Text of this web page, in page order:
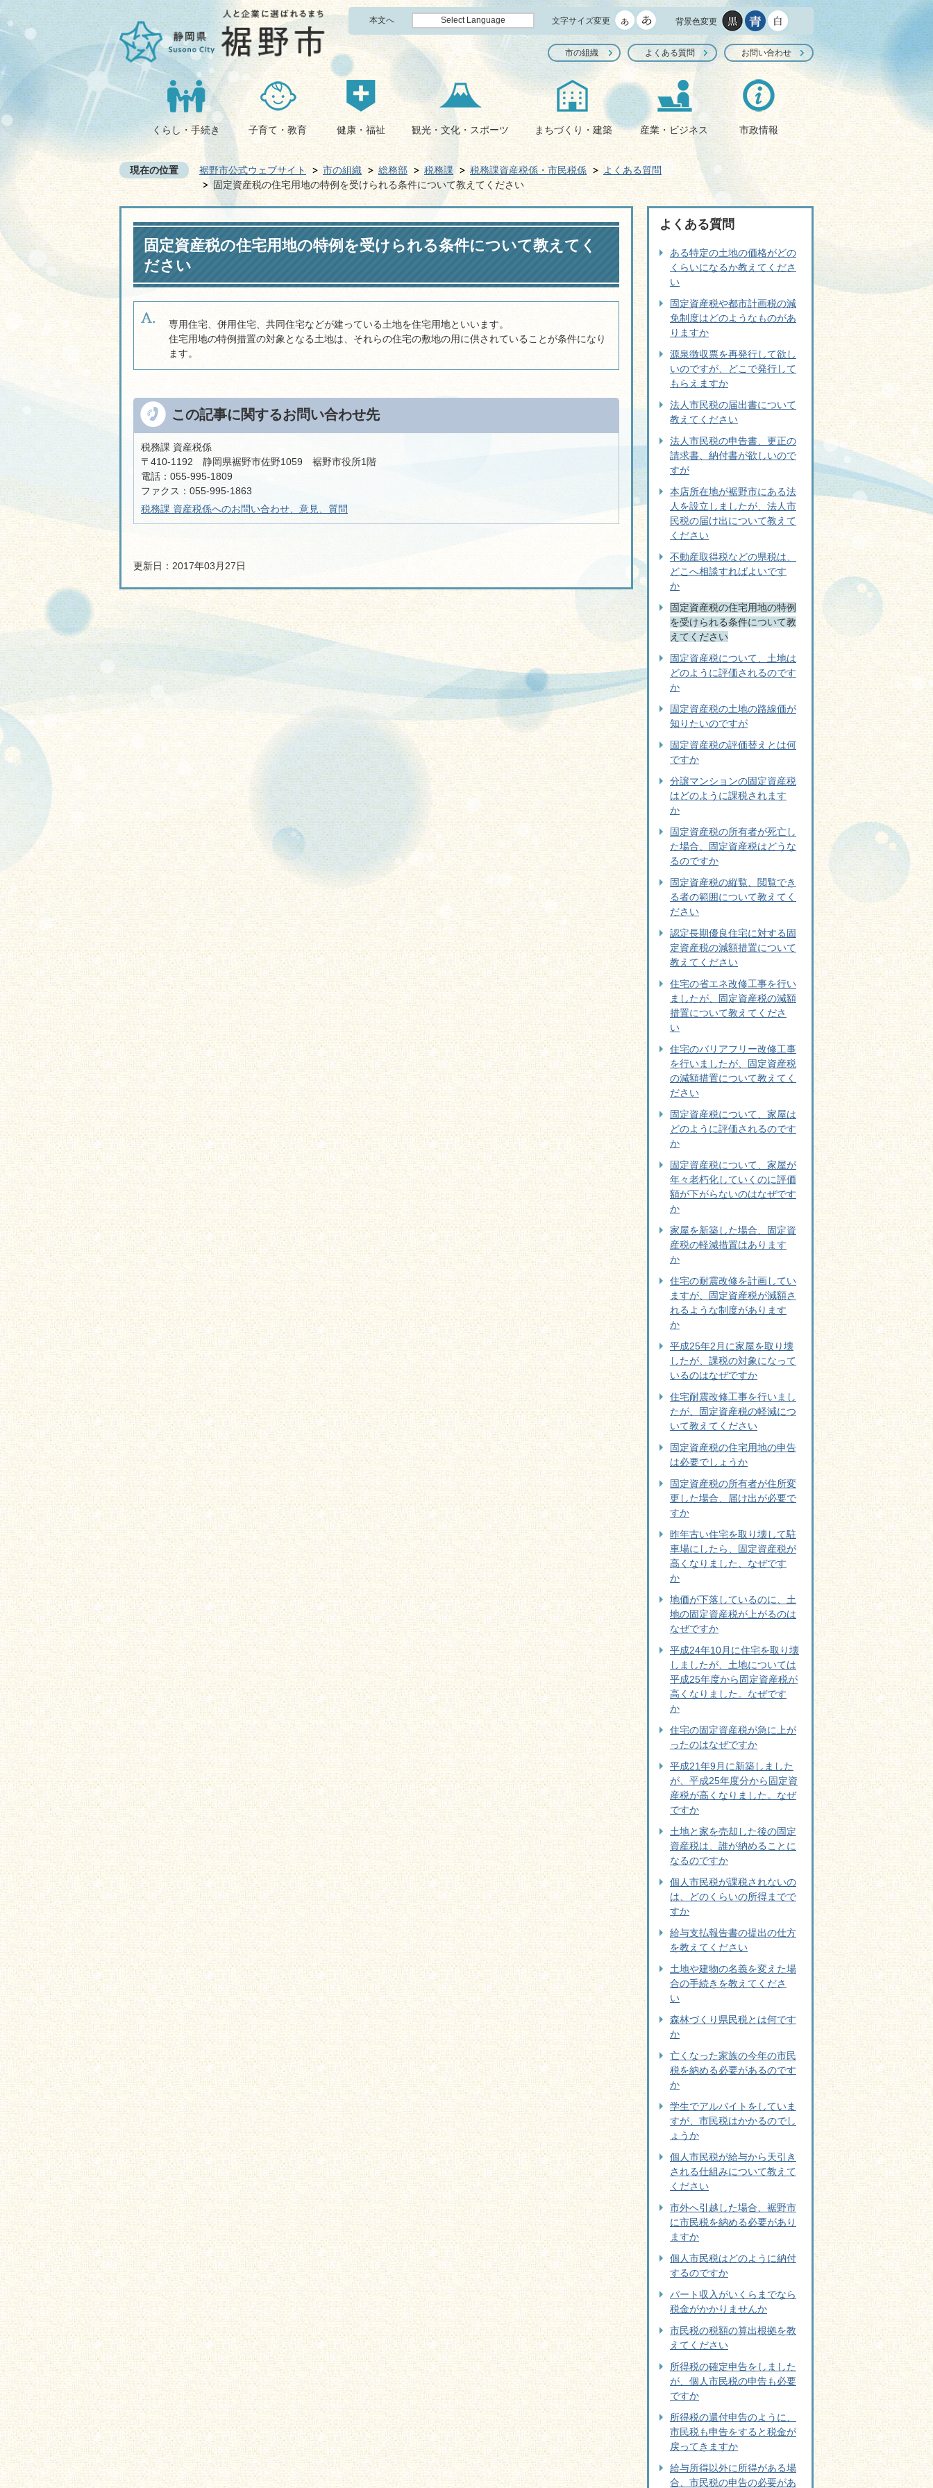
本文へ Select Language 文字サイズ変更 背景色変更
市の組織 よくある質問 お問い合わせ
くらし・手続き 子育て・教育 健康・福祉 観光・文化・スポーツ まちづくり・建築 産業・ビジネス 市政情報
現在の位置 裾野市公式ウェブサイト 市の組織 総務部 税務課 税務課資産税係・市民税係
よくある質問
固定資産税の住宅用地の特例を受けられる条件について教えてください
固定資産税の住宅用地の特例を受けられる条件について教えてく
ださい
専用住宅、併用住宅、共同住宅などが建っている土地を住宅用地といいます。
住宅用地の特例措置の対象となる土地は、それらの住宅の敷地の用に供されていることが条件になり
ます。
この記事に関するお問い合わせ先
税務課 資産税係
〒410-1192 静岡県裾野市佐野1059 裾野市役所1階
電話：055-995-1809
ファクス：055-995-1863
税務課 資産税係へのお問い合わせ、意見、質問
更新日：2017年03月27日
よくある質問
ある特定の土地の価格がどの
くらいになるか教えてくださ
い
固定資産税や都市計画税の減
免制度はどのようなものがあ
りますか
源泉徴収票を再発行して欲し
いのですが、どこで発行して
もらえますか
法人市民税の届出書について
教えてください
法人市民税の申告書、更正の
請求書、納付書が欲しいので
すが
本店所在地が裾野市にある法
人を設立しましたが、法人市
民税の届け出について教えて
ください
不動産取得税などの県税は、
どこへ相談すればよいです
か
固定資産税の住宅用地の特例
を受けられる条件について教
えてください
固定資産税について、土地は
どのように評価されるのです
か
固定資産税の土地の路線価が
知りたいのですが
固定資産税の評価替えとは何
ですか
分譲マンションの固定資産税
はどのように課税されます
か
固定資産税の所有者が死亡し
た場合、固定資産税はどうな
るのですか
固定資産税の縦覧、閲覧でき
る者の範囲について教えてく
ださい
認定長期優良住宅に対する固
定資産税の減額措置について
教えてください
住宅の省エネ改修工事を行い
ましたが、固定資産税の減額
措置について教えてくださ
い
住宅のバリアフリー改修工事
を行いましたが、固定資産税
の減額措置について教えてく
ださい
固定資産税について、家屋は
どのように評価されるのです
か
固定資産税について、家屋が
年々老朽化していくのに評価
額が下がらないのはなぜです
か
家屋を新築した場合、固定資
産税の軽減措置はあります
か
住宅の耐震改修を計画してい
ますが、固定資産税が減額さ
れるような制度があります
か
平成25年2月に家屋を取り壊
したが、課税の対象になって
いるのはなぜですか
住宅耐震改修工事を行いまし
たが、固定資産税の軽減につ
いて教えてください
固定資産税の住宅用地の申告
は必要でしょうか
固定資産税の所有者が住所変
更した場合、届け出が必要で
すか
昨年古い住宅を取り壊して駐
車場にしたら、固定資産税が
高くなりました、なぜです
か
地価が下落しているのに、土
地の固定資産税が上がるのは
なぜですか
平成24年10月に住宅を取り壊
しましたが、土地については
平成25年度から固定資産税が
高くなりました。なぜです
か
住宅の固定資産税が急に上が
ったのはなぜですか
平成21年9月に新築しました
が、平成25年度分から固定資
産税が高くなりました。なぜ
ですか
土地と家を売却した後の固定
資産税は、誰が納めることに
なるのですか
個人市民税が課税されないの
は、どのくらいの所得までで
すか
給与支払報告書の提出の仕方
を教えてください
土地や建物の名義を変えた場
合の手続きを教えてくださ
い
森林づくり県民税とは何です
か
亡くなった家族の今年の市民
税を納める必要があるのです
か
学生でアルバイトをしていま
すが、市民税はかかるのでし
ょうか
個人市民税が給与から天引き
される仕組みについて教えて
ください
市外へ引越した場合、裾野市
に市民税を納める必要があり
ますか
個人市民税はどのように納付
するのですか
パート収入がいくらまでなら
税金がかかりませんか
市民税の税額の算出根拠を教
えてください
所得税の確定申告をしました
が、個人市民税の申告も必要
ですか
所得税の還付申告のように、
市民税も申告をすると税金が
戻ってきますか
給与所得以外に所得がある場
合、市民税の申告の必要があ